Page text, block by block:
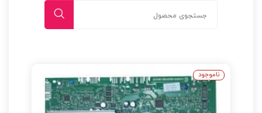
ناموجود